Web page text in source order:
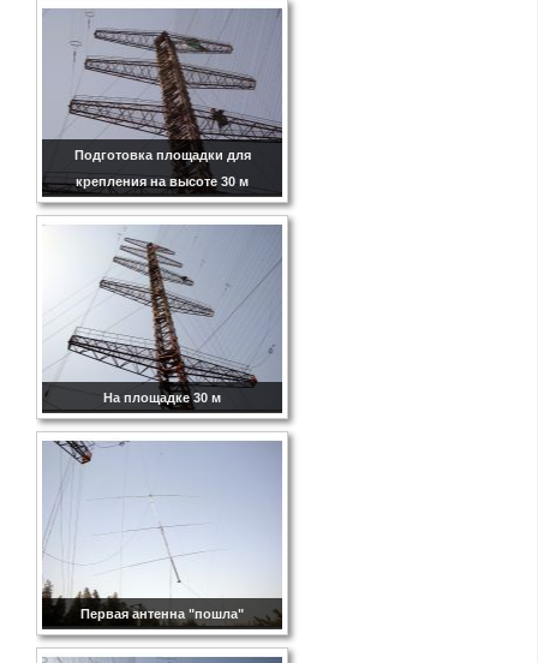
Подготовка площадки для
крепления на высоте 30 м
На площадке 30 м
Первая антенна "пошла"